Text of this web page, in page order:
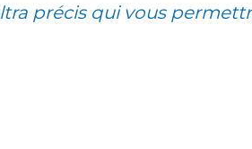
précis qui vous